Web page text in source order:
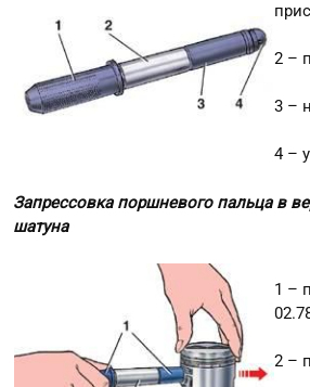
2 –
3 –
4 –
Запрессовка поршневого пальца в
шатуна
1 –
2 –